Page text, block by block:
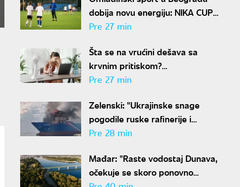
dobija novu energiju: NIKA CUP
2026 počinje za dve nedelje
Pre 27 min
Šta se na vrućini dešava sa
krvnim pritiskom?
Kardiološkinja ima jasan
Pre 27 min
Zelenski: "Ukrajinske snage
pogodile ruske rafinerije i
brodove u Crnom moru"
Pre 28 min
Mađar: "Raste vodostaj Dunava,
očekuje se skoro ponovno